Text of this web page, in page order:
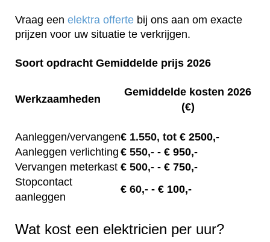
Vraag een elektra offerte bij ons aan om exacte
prijzen voor uw situatie te verkrijgen.
Soort opdracht Gemiddelde prijs 2026
Werkzaamheden
Gemiddelde kosten 2026
(€)
Aanleggen/vervangen€ 1.550, tot € 2500,-
Aanleggen verlichting € 550,- - € 950,-
Vervangen meterkast € 500,- - € 750,-
Stopcontact
aanleggen
€ 60,- - € 100,-
Wat kost een elektricien per uur?